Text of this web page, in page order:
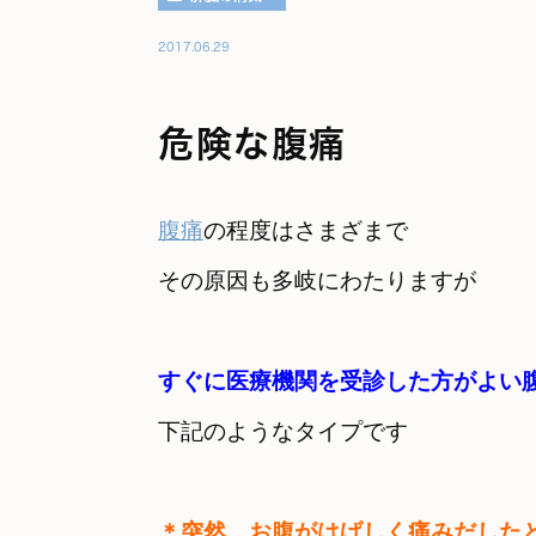
2017.06.29
危険な腹痛
腹痛の程度はさまざまで
その原因も多岐にわたりますが
すぐに医療機関を受診した方がよい
下記のようなタイプです